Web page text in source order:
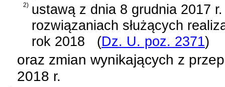
2) ustawą z dnia 8 grudnia 2017
rozwiązaniach służących
rok 2018
(Dz. U. poz. 2371)
oraz zmian wynikających z
2018 r.